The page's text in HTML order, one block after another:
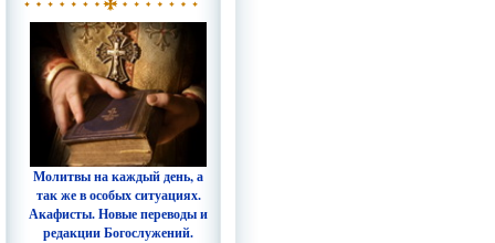
Молитвы на каждый день, а
так же в особых ситуациях.
Акафисты. Новые переводы и
редакции Богослужений.